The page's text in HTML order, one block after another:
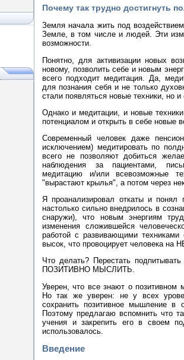
Почему так трудно достигнуть
Земля начала жить под
Земле, в том числе и людей. Эти
возможности.
Понятно, для активизации новых
новому, позволить себе и новым
всего подходит медитация. Да,
для познания себя и не только
стали появляться новые техники, но
Однако и медитации, и новые
потенциалом и открыть в себе новые
Современный человек даже
исключением) медитировать по
всего не позволяют добиться
наблюдения за пациентами,
медитацию и/или всевозможные
"вырастают крылья", а потом через
Я проанализировал откаты и понял
настолько сильно внедрилось в
снаружи), что новым энергиям
изменения сложившейся
работой с развивающими техниками
высок, что провоцирует человека
Что делать? Перестать
ПОЗИТИВНО МЫСЛИТЬ.
Уверен, что все знают о
Но так же уверен: не у всех
сохранить позитивное мышление в
Поэтому предлагаю вспомнить что
учения и закрепить его в своем
использовалось.
Введение